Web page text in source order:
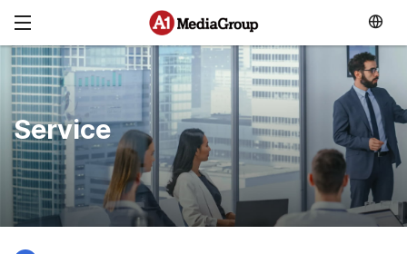
メニュースキップ
Service